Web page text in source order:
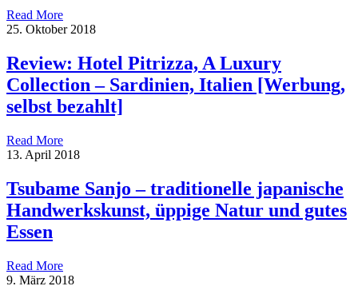
Read More
25. Oktober 2018
Review: Hotel Pitrizza, A Luxury
Collection – Sardinien, Italien [Werbung,
selbst bezahlt]
Read More
13. April 2018
Tsubame Sanjo – traditionelle japanische
Handwerkskunst, üppige Natur und gutes
Essen
Read More
9. März 2018